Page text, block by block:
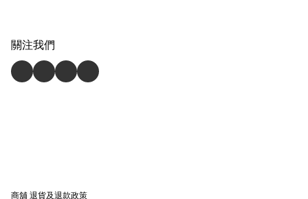
關注我們
商舖退貨及退款政策